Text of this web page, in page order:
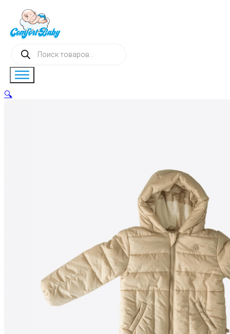
Поиск
товаров
🔍